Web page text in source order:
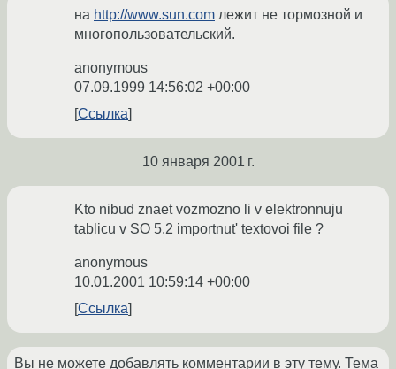
на http://www.sun.com лежит не тормозной и
многопользовательский.
anonymous
07.09.1999 14:56:02 +00:00
Ссылка
10 января 2001 г.
Kto nibud znaet vozmozno li v elektronnuju
tablicu v SO 5.2 importnut' textovoi file ?
anonymous
10.01.2001 10:59:14 +00:00
Ссылка
Вы не можете добавлять комментарии в эту тему. Тема